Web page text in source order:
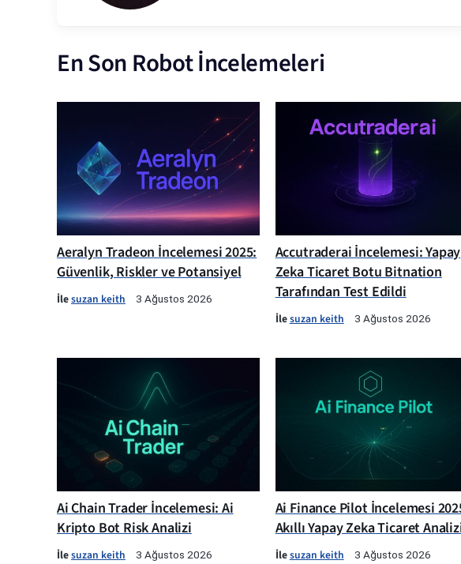
En Son Robot İncelemeleri
Aeralyn Tradeon İncelemesi 2025:
Güvenlik, Riskler ve Potansiyel
İlesuzan keith 3 Ağustos 2026
Accutraderai İncelemesi: Yapay
Zeka Ticaret Botu Bitnation
Tarafından Test Edildi
İlesuzan keith 3 Ağustos 2026
Ai Chain Trader İncelemesi: Ai
Kripto Bot Risk Analizi
İlesuzan keith 3 Ağustos 2026
Ai Finance Pilot İncelemesi
Akıllı Yapay Zeka Ticaret
İlesuzan keith 3 Ağustos 2026